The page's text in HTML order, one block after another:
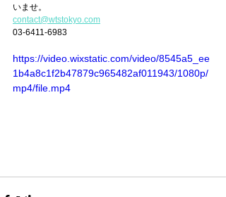
いませ。
contact@wtstokyo.com
03-6411-6983
https://video.wixstatic.com/video/8545a5_ee
1b4a8c1f2b47879c965482af011943/1080p/
mp4/file.mp4